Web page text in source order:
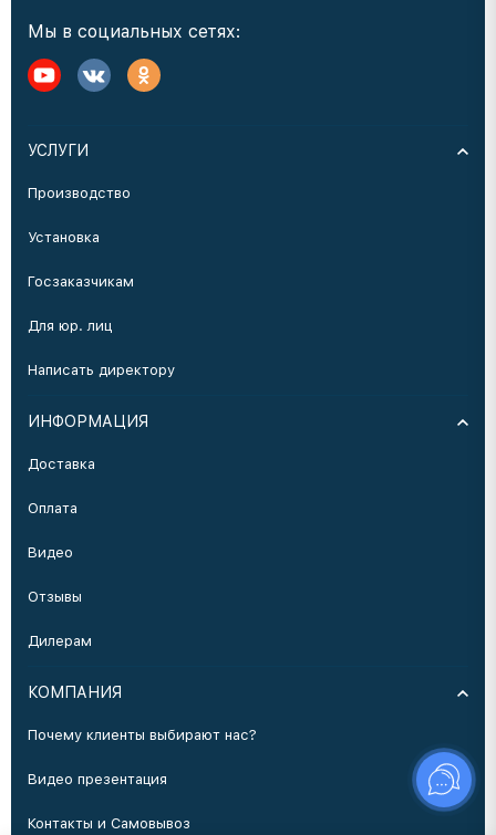
Мы в социальных сетях:
УСЛУГИ
Производство
Установка
Госзаказчикам
Для юр. лиц
Написать директору
ИНФОРМАЦИЯ
Доставка
Оплата
Видео
Отзывы
Дилерам
КОМПАНИЯ
Почему клиенты выбирают нас?
Видео презентация
Контакты и Самовывоз